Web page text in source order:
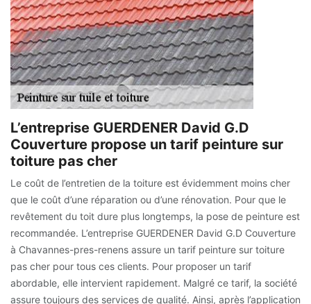
L’entreprise GUERDENER David G.D
Couverture propose un tarif peinture sur
toiture pas cher
Le coût de l’entretien de la toiture est évidemment moins cher
que le coût d’une réparation ou d’une rénovation. Pour que le
revêtement du toit dure plus longtemps, la pose de peinture est
recommandée. L’entreprise GUERDENER David G.D Couverture
à Chavannes-pres-renens assure un tarif peinture sur toiture
pas cher pour tous ces clients. Pour proposer un tarif
abordable, elle intervient rapidement. Malgré ce tarif, la société
assure toujours des services de qualité. Ainsi, après l’application